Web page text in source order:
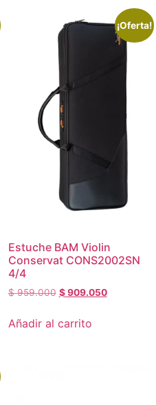
¡Oferta!
Estuche BAM Violin
Conservat CONS2002SN
4/4
$959.000 $909.050
Añadir al carrito